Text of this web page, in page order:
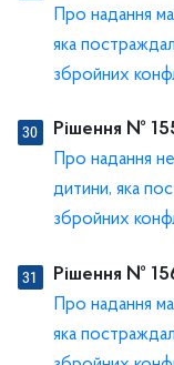
Про надання
яка
збройних
Рішення №
Про надання
дитини, яка
збройних
Рішення №
Про надання
яка